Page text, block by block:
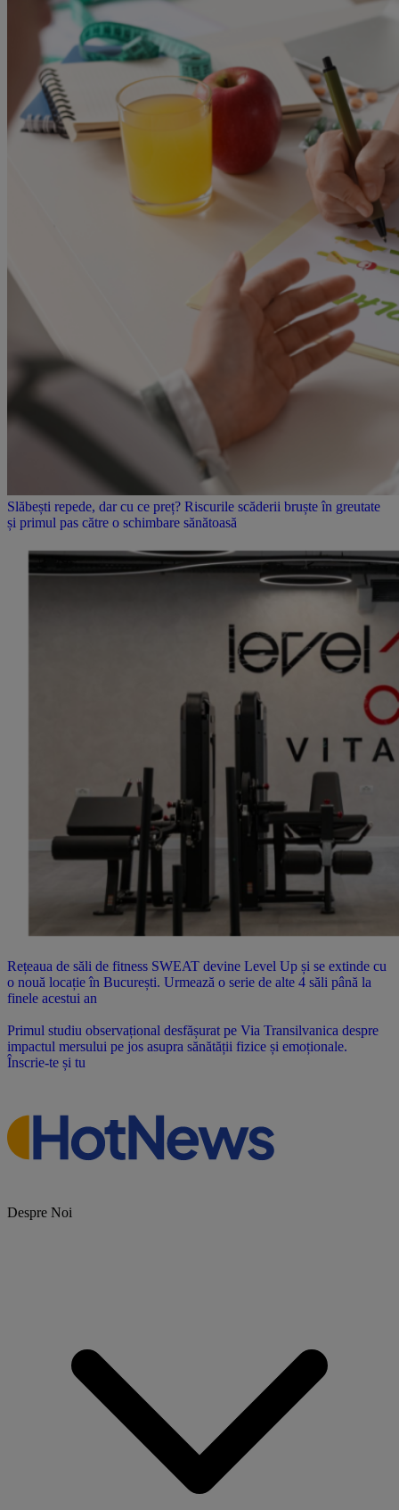
Slăbești repede, dar cu ce preț? Riscurile scăderii bruște în greutate
și primul pas către o schimbare sănătoasă
Rețeaua de săli de fitness SWEAT devine Level Up și se extinde cu
o nouă locație în București. Urmează o serie de alte 4 săli până la
finele acestui an
Primul studiu observațional desfășurat pe Via Transilvanica despre
impactul mersului pe jos asupra sănătății fizice și emoționale.
Înscrie-te și tu
Despre Noi